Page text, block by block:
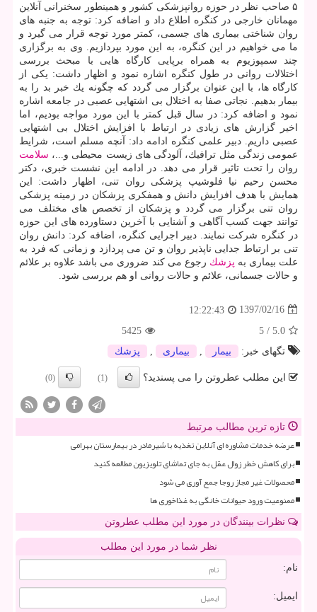
۵ صاحب نظر در حوزه روانپزشكی كشور و همینطور سخنرانی آنلاین
مهمانان خارجی در كنگره اطلاع داد و اضافه كرد: توجه به جنبه های
روان شناختی بیماری های جسمی، كمتر مورد توجه قرار می گیرد و
ما می خواهیم در این كنگره، به این مورد بپردازیم. وی به برگزاری
چند سمپوزیوم به همراه برپایی كارگاه هایی با مبحث بررسی
اختلالات روانی در طول كنگره اشاره نمود و اظهار داشت: یكی از
كارگاه ها، با این عنوان برگزار می گردد كه چگونه یك خبر بد را به
بیمار بدهیم. نجاتی صفا به اختلال بی اشتهایی عصبی در جامعه اشاره
نمود و اضافه كرد: در سال قبل كمتر با این مورد مواجه بودیم، اما
اخیر گزارش های زیادی در ارتباط با افزایش اختلال بی اشتهایی
عصبی داریم. دبیر علمی كنگره ادامه داد: آنچه مسلم است، شرایط
عمومی زندگی مثل ترافیك، آلودگی های زیست محیطی و...، سلامت
روان را تحت تاثیر قرار می دهد. در ادامه این نشست خبری، دكتر
محسن رحیم نیا فلوشیپ پزشكی روان تنی، اظهار داشت: این
همایش با هدف افزایش دانش و همفكری پزشكان در زمینه پزشكی
روان تنی برگزار می گردد و پزشكان از تخصص های مختلف می
توانند جهت كسب آگاهی و آشنایی با آخرین دستاورده های این حوزه
در كنگره شركت نمایند. دبیر اجرایی كنگره، اضافه كرد: دانش روان
تنی بر ارتباط جدایی ناپذیر روان و تن می پردازد و زمانی كه فرد به
علت بیماری به پزشك رجوع می كند ضروری می باشد علاوه بر علائم
و حالات جسمانی، علائم و حالات روانی او هم بررسی شود.
1397/02/16
12:22:43
5.0
/
5
5425
تگهای خبر:
بیمار , بیماری , پزشك
این مطلب عطروتن را می پسندید؟ (1)
(0)
تازه ترین مطالب مرتبط
عرضه خدمات مشاوره ای آنلاین تغذیه با شیرمادر در بیمارستان بهرامی
برای کاهش خطر زوال عقل به جای تماشای تلویزیون مطالعه کنید
محصولات غیر مجاز روجا جمع آوری می شود
ممنوعیت ورود حیوانات خانگی به غذاخوری ها
نظرات بینندگان در مورد این مطلب عطروتن
نظر شما در مورد این مطلب
نام:
ایمیل: